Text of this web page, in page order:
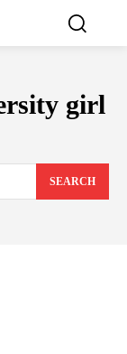
girl
SEARCH